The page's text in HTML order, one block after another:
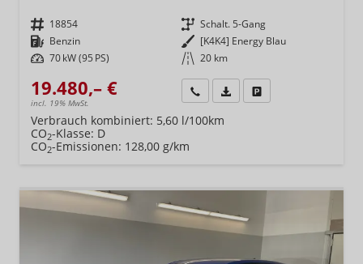
Fahrzeugnr. 18854 Getriebe Schalt. 5-Gang
Kraftstoff Benzin Außenfarbe [K4K4] Energy Blau
Leistung 70 kW (95 PS) Kilometerstand 20 km
19.480,– €
incl. 19% MwSt.
Wir rufen Sie anFahrzeugexposé (PDF)
Verbrauch kombiniert: 5,60 l/100km
CO2-Klasse: D
CO2-Emissionen: 128,00 g/km